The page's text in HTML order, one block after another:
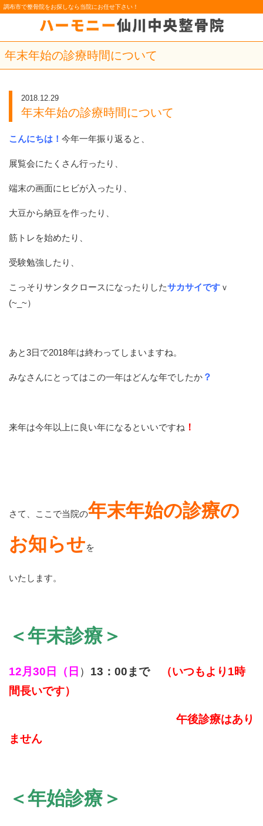
調布市で整骨院をお探しなら当院にお任せ下さい！
年末年始の診療時間について
2018.12.29
年末年始の診療時間について
こんにちは！ 今年一年振り返ると、
展覧会にたくさん行ったり、
端末の画面にヒビが入ったり、
大豆から納豆を作ったり、
筋トレを始めたり、
受験勉強したり、
こっそりサンタクロースになったりしたサカサイです ｖ
(~_~）
あと3日で2018年は終わってしまいますね。
みなさんにとってはこの一年はどんな年でしたか ？
来年は今年以上に良い年になるといいですね ！
さて、ここで当院の年末年始の診療の
お知らせを
いたします。
＜年末診療＞
12月30日（日 ） 13：00まで
（いつもより1時
間長いです）
午後診療はあり
ません
＜年始診療＞